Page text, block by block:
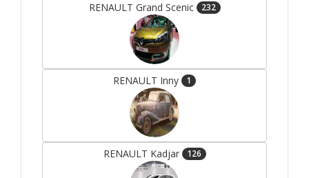
RENAULT Grand Scenic 232
RENAULT Inny 1
RENAULT Kadjar 126